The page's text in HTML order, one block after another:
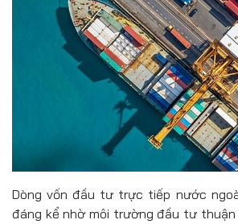
Dòng vốn đầu tư trực tiếp nước
đáng kể nhờ môi trường đầu tư